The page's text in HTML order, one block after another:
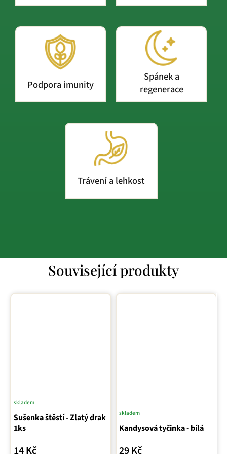
Podpora imunity
Spánek a
regenerace
Trávení a lehkost
Související produkty
Sušenka štěstí - Zlatý drak
1ks
skladem
14 Kč
Kandysová tyčinka - bílá
skladem
29 Kč